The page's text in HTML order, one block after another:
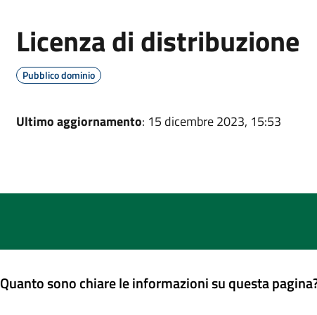
Licenza di distribuzione
Pubblico dominio
Ultimo aggiornamento: 15 dicembre 2023, 15:53
Quanto sono chiare le informazioni su questa